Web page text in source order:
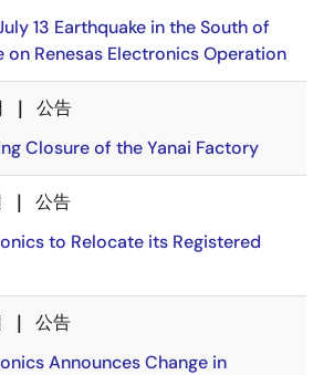
13 Earthquake in the South of
on Renesas Electronics Operation
公告
Closure of the Yanai Factory
公告
to Relocate its Registered
公告
Announces Change in